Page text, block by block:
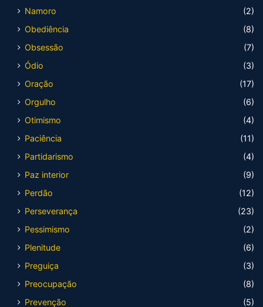
Namoro
(2)
Obediência
(8)
Obsessão
(7)
Ódio
(3)
Oração
(17)
Orgulho
(6)
Otimismo
(4)
Paciência
(11)
Partidarismo
(4)
Paz interior
(9)
Perdão
(12)
Perseverança
(23)
Pessimismo
(2)
Plenitude
(6)
Preguiça
(3)
Preocupação
(8)
Prevenção
(5)